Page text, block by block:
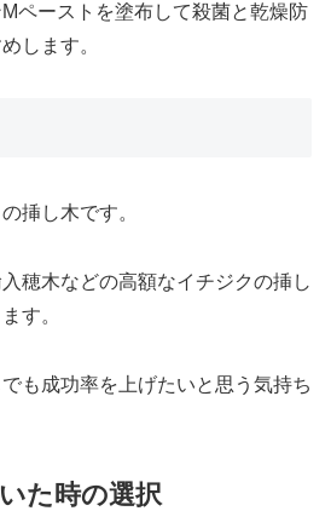
ペーストを塗布して殺菌と乾燥防
します。
挿し木です。
穂木などの高額なイチジクの挿し
す。
も成功率を上げたいと思う気持ち
た時の選択